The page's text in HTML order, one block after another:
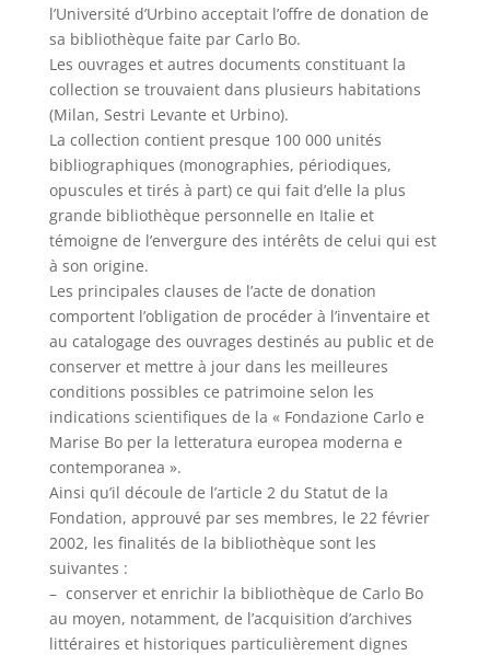
l’Université d’Urbino acceptait l’offre de donation de
sa bibliothèque faite par Carlo Bo.
Les ouvrages et autres documents constituant la
collection se trouvaient dans plusieurs habitations
(Milan, Sestri Levante et Urbino).
La collection contient presque 100 000 unités
bibliographiques (monographies, périodiques,
opuscules et tirés à part) ce qui fait d’elle la plus
grande bibliothèque personnelle en Italie et
témoigne de l’envergure des intérêts de celui qui est
à son origine.
Les principales clauses de l’acte de donation
comportent l’obligation de procéder à l’inventaire et
au catalogage des ouvrages destinés au public et de
conserver et mettre à jour dans les meilleures
conditions possibles ce patrimoine selon les
indications scientifiques de la « Fondazione Carlo e
Marise Bo per la letteratura europea moderna e
contemporanea ».
Ainsi qu’il découle de l’article 2 du Statut de la
Fondation, approuvé par ses membres, le 22 février
2002, les finalités de la bibliothèque sont les
suivantes :
– conserver et enrichir la bibliothèque de Carlo Bo
au moyen, notamment, de l’acquisition d’archives
littéraires et historiques particulièrement dignes